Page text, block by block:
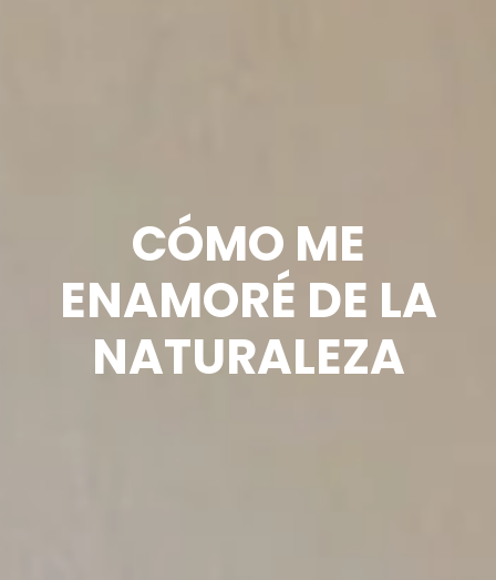
CÓMO ME
ENAMORÉ DE LA
NATURALEZA